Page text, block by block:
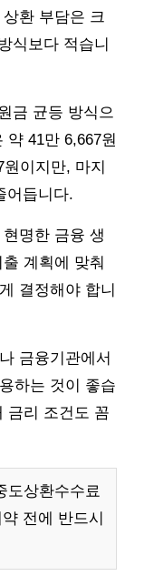
환 부담은 크
식보다 적습니
금 균등 방식으
약 41만 6,667원
이지만, 마지
어듭니다.
명한 금융 생
계획에 맞춰
결정해야 합니
금융기관에서
하는 것이 좋습
금리 조건도 꼼
도상환수수료
전에 반드시